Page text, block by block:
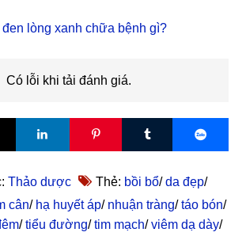
lòng xanh chữa bệnh gì?
Có lỗi khi tải đánh giá.
Thảo dược Thẻ: bồi bổ/da đẹp/
cân/ hạ huyết áp/ nhuận tràng/táo bón/
/tiểu đường/tim mạch/viêm dạ dày/